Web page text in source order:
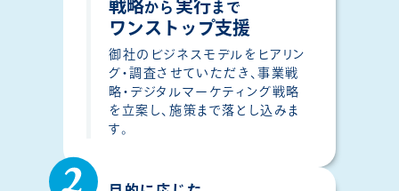
戦略から 実行まで
ワンストップ支援
御社のビジネスモデルをヒアリン
グ・調査させていただき、事業戦
略・デジタルマーケティング戦略
を立案し、施策まで落とし込みま
す。